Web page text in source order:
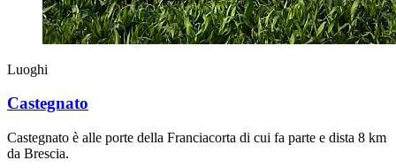
Luoghi
Castegnato
Castegnato è alle porte della Franciacorta di cui fa parte e dista 8 km
da Brescia.